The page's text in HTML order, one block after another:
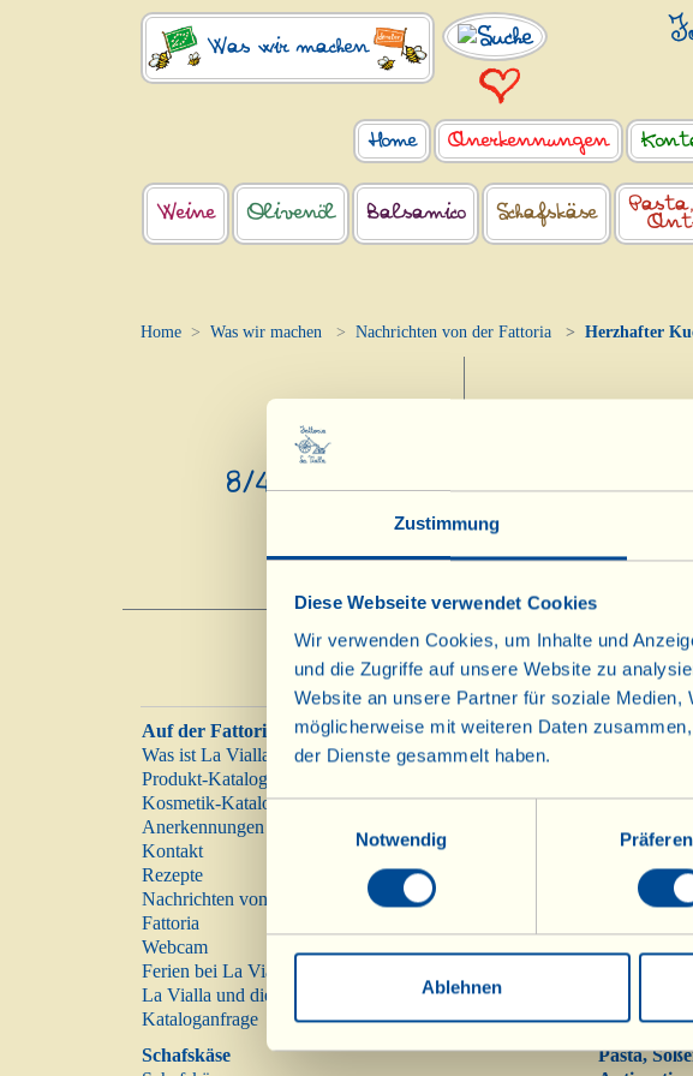
Zustimmung
Diese Webseite verwendet Cookies
Wir verwenden Cookies, um Inhalte und
und die Zugriffe auf unsere Website zu
Website an unsere Partner für soziale
möglicherweise mit weiteren Daten
der Dienste gesammelt haben.
Einwilligungsauswahl
Notwendig
Ablehnen
Was wir machen
Home Anerkennungen
Weine Olivenöl Balsamico Schafskäse
Home Was wir machen Nachrichten von der Fattoria Herzhafter
8/4/2025
Tag des
Auf der Fattoria
Was ist La Vialla
Produkt-Katalog
Kosmetik-Katalog
Anerkennungen
Kontakt
Rezepte
Nachrichten von der
Fattoria
Webcam
Ferien bei La Vialla
La Vialla und die Natur
Kataloganfrage
Weine
Raritäten
Mostovino
Alkohol)
Weißweine
Schafskäse
Pasta,